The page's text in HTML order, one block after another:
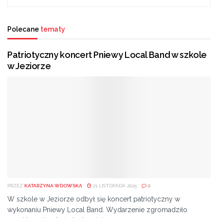
uczestniczyło 20 państw. Pokazy, gdzie na radomskim
wydarzenia, dodatkowe atrakcje, aby każdy, kto w ten
Polecane tematy
Patriotyczny koncert Pniewy Local Band w szkole
w Jeziorze
PRZEZ KATARZYNA WDOWSKA 21 LISTOPADA 2025 0
W szkole w Jeziorze odbył się koncert patriotyczny w
wykonaniu Pniewy Local Band. Wydarzenie zgromadziło